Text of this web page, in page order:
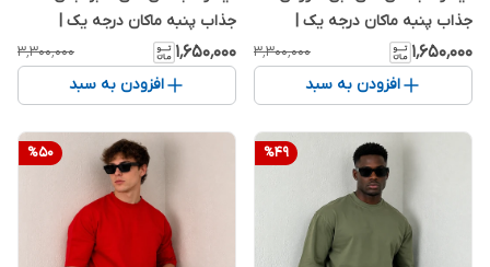
جذاب پنبه ماکان درجه یک |
اورجینال دیلم
۱٬۶۵۰٬۰۰۰ ۳٬۳۰۰٬۰۰۰
افزودن به سبد
جذاب پنبه ماکان درجه یک |
اورجینال دیلم
۱٬۶۵۰٬۰۰۰ ۳٬۳۰۰٬۰۰۰
افزودن به سبد
%49
%50